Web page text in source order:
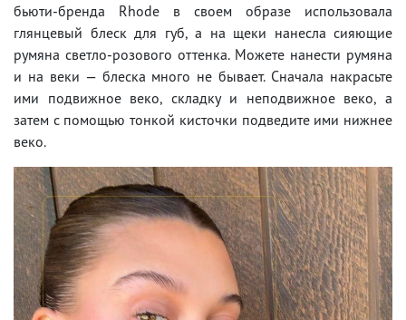
бьюти-бренда Rhode в своем образе использовала
глянцевый блеск для губ, а на щеки нанесла сияющие
румяна светло-розового оттенка. Можете нанести румяна
и на веки — блеска много не бывает. Сначала накрасьте
ими подвижное веко, складку и неподвижное веко, а
затем с помощью тонкой кисточки подведите ими нижнее
веко.